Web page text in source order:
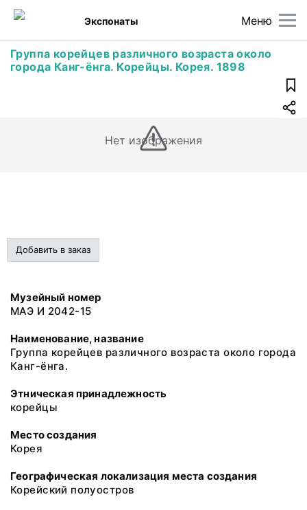
Меню
Экспонаты
Группа корейцев различного возраста около
города Канг-ёнга. Корейцы. Корея. 1898
Нет изображения
Добавить в заказ
Музейный номер
МАЭ И 2042-15
Наименование, название
Группа корейцев различного возраста около города
Канг-ёнга.
Этническая принадлежность
корейцы
Место создания
Корея
Географическая локализация места создания
Корейский полуостров